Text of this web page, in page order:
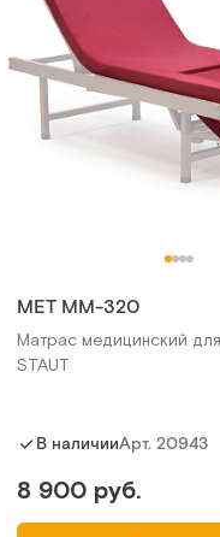
МЕТ ММ-320
Матрас медицинский
STAUT
В наличииАрт. 20943
8 900 руб.